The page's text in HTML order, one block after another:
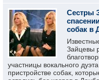
Сестры
собак в
Зайцевы
участницы вокального
пристройстве собак,